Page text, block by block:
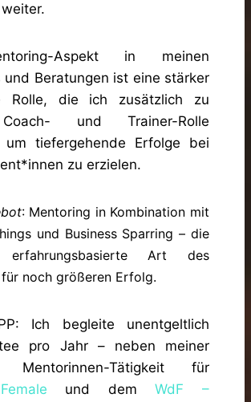
Aspekt in meinen
und Beratungen ist eine stärker
Rolle, die ich zusätzlich zu
und Trainer-Rolle
um tiefergehende Erfolge bei
zu erzielen.
: Mentoring in Kombination mit
und Business Sparring – die
erfahrungsbasierte Art des
noch größeren Erfolg.
Ich begleite unentgeltlich
pro Jahr – neben meiner
Mentorinnen-Tätigkeit für
und demWdF –